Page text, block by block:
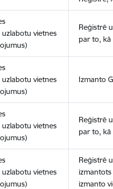
uzlabotu vietnes
Reģistrē
par to, kā
uzlabotu vietnes
Izmanto
uzlabotu vietnes
Reģistrē
par to, kā
uzlabotu vietnes
Reģistrē
izmanto